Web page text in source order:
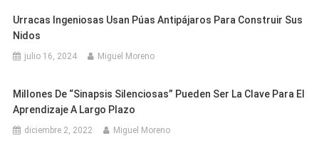
Urracas Ingeniosas Usan Púas Antipájaros Para Construir Sus
Nidos
julio 16, 2024 Miguel Moreno
Millones De “sinapsis Silenciosas” Pueden Ser La Clave Para El
Aprendizaje A Largo Plazo
diciembre 2, 2022 Miguel Moreno